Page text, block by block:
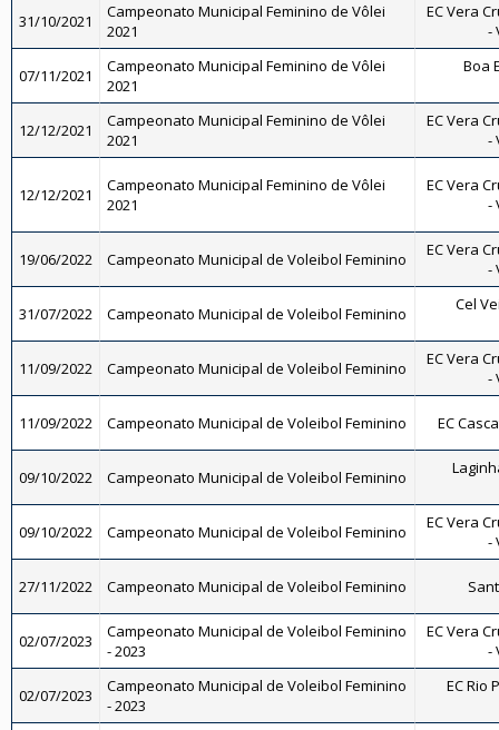
31/10/2021
Campeonato Municipal Feminino de Vôlei
2021
EC Vera
-
07/11/2021
Campeonato Municipal Feminino de Vôlei
2021
Boa
12/12/2021
Campeonato Municipal Feminino de Vôlei
2021
EC Vera
-
12/12/2021
Campeonato Municipal Feminino de Vôlei
2021
EC Vera
-
19/06/2022 Campeonato Municipal de Voleibol Feminino
EC Vera
-
31/07/2022 Campeonato Municipal de Voleibol Feminino Cel
11/09/2022 Campeonato Municipal de Voleibol Feminino
EC Vera
-
11/09/2022 Campeonato Municipal de Voleibol Feminino EC
09/10/2022 Campeonato Municipal de Voleibol Feminino
09/10/2022 Campeonato Municipal de Voleibol Feminino
EC Vera
-
27/11/2022 Campeonato Municipal de Voleibol Feminino
02/07/2023
Campeonato Municipal de Voleibol Feminino
- 2023
EC Vera
-
02/07/2023
Campeonato Municipal de Voleibol Feminino
- 2023
EC Rio